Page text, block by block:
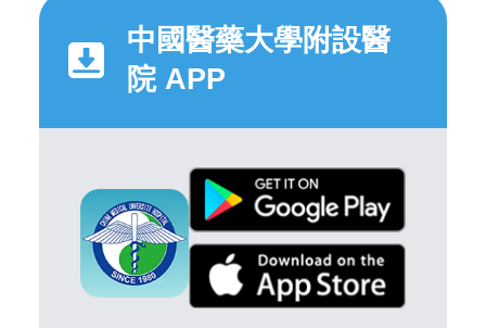
中國醫藥大學附設醫
院 APP